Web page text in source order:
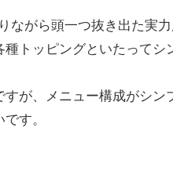
ながら頭一つ抜き出た実力
トッピングといたってシ
が、メニュー構成がシ
す。